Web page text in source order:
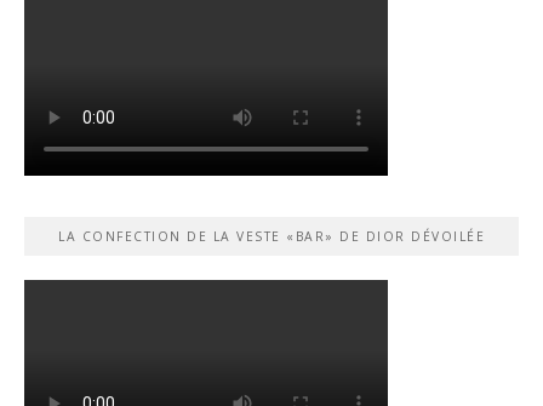
LA CONFECTION DE LA VESTE «BAR» DE DIOR DÉVOILÉE